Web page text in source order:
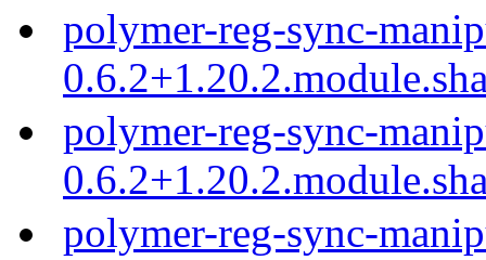
polymer-reg-sync-
polymer-reg-sync-
polymer-reg-sync-